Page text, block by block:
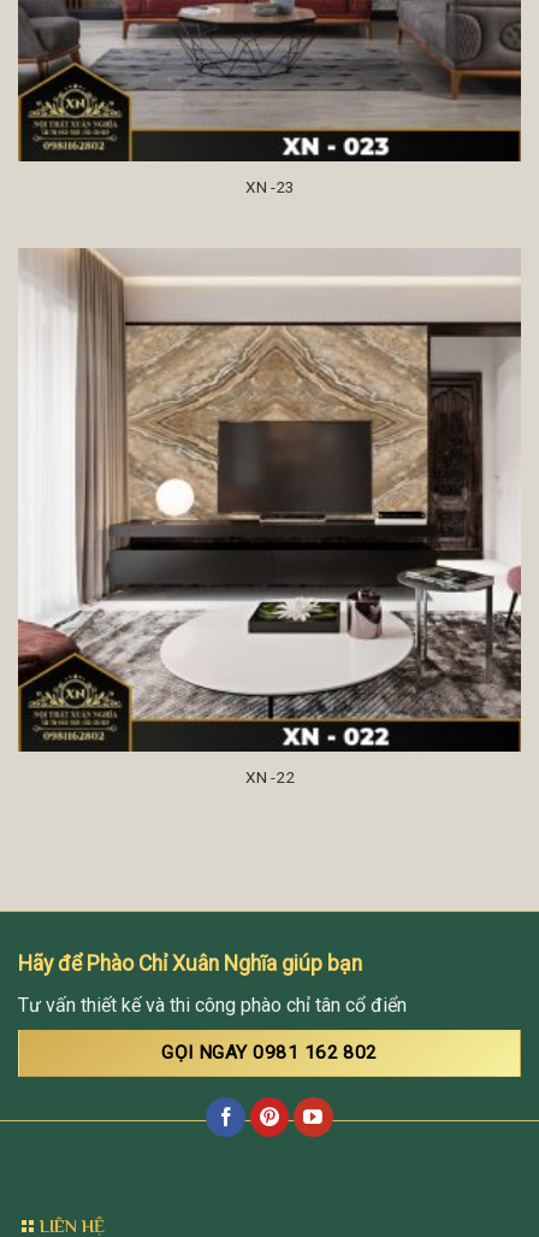
XN -23
XN -22
Hãy để Phào Chỉ Xuân Nghĩa giúp bạn
Tư vấn thiết kế và thi công phào chỉ tân cổ điển
GỌI NGAY 0981 162 802
LIÊN HỆ